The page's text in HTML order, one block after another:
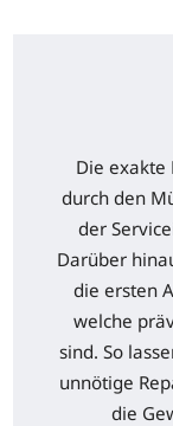
Die exakte
durch den
der
Darüber
die ersten
welche
sind. So
unnötige
die